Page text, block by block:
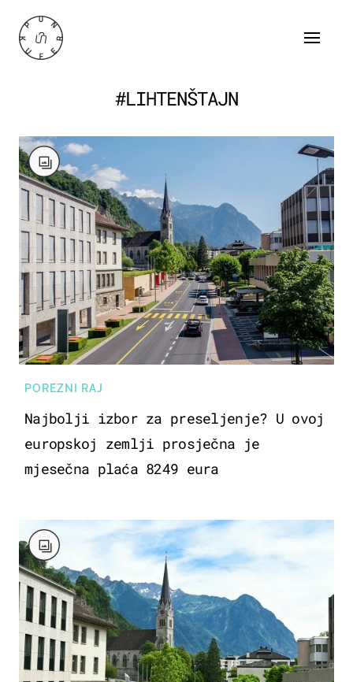
#LIHTENŠTAJN
POREZNI RAJ
Najbolji izbor za preseljenje? U ovoj
europskoj zemlji prosječna je
mjesečna plaća 8249 eura